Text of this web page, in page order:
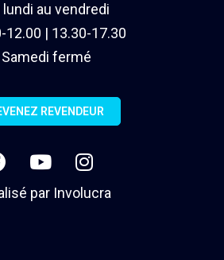
lundi au vendredi
12.00 | 13.30-17.30
Samedi fermé
REVENDEUR
par Involucra